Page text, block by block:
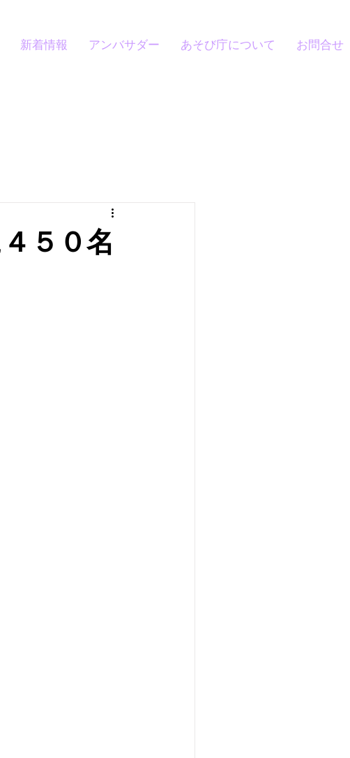
新着情報 アンバサダー あそび庁について お問合せ
５０名